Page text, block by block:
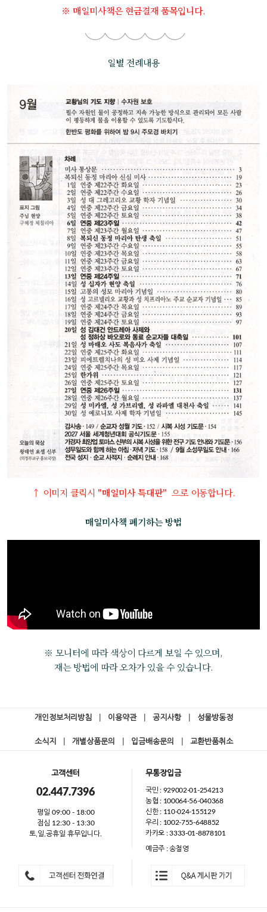
※ 매일미사책은 현금결재 품목입니다.
일별 전례내용
↑ 이미지 클릭시 "매일미사 특대판" 으로 이동합니다.
매일미사책 폐기하는 방법
※ 모니터에 따라 색상이 다르게 보일 수 있으며,
재는 방법에 따라 오차가 있을 수 있습니다.
개인정보처리방침 이용약관 공지사항 성물방동정
소식지 개별상품문의 입금배송문의 교환반품취소
고객센터
02.447.7396
평일 09:00 - 18:00
점심 12:30 - 13:30
토,일,공휴일 휴무입니다.
무통장입금
국민 : 929002-01-254213
농협 : 100064-56-040368
신한 : 110-024-155129
우리 : 1002-755-648852
카카오 : 3333-01-8878101
예금주 : 송철영